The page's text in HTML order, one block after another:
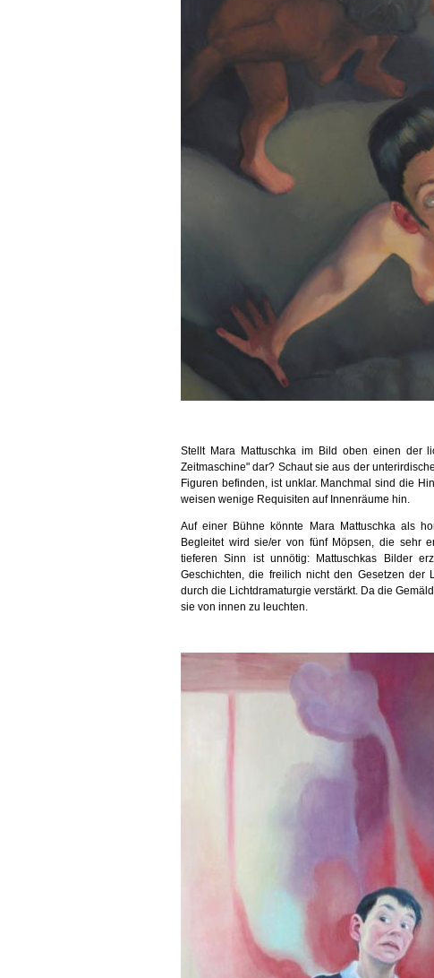
Stellt Mara Mattuschka im Bild oben einen der
Zeitmaschine" dar? Schaut sie aus der
Figuren befinden, ist unklar. Manchmal sind die
weisen wenige Requisiten auf Innenräume hin.
Auf einer Bühne könnte Mara Mattuschka als
Begleitet wird sie/er von fünf Möpsen, die sehr
tieferen Sinn ist unnötig: Mattuschkas Bilder
Geschichten, die freilich nicht den Gesetzen der
durch die Lichtdramaturgie verstärkt. Da die
sie von innen zu leuchten.